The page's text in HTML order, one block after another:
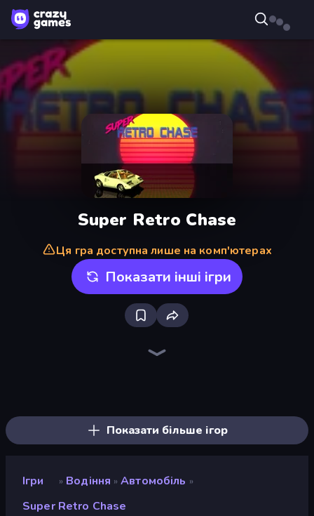
Super Retro Chase
Ця гра доступна лише на комп'ютерах
Показати інші ігри
Показати більше ігор
Ігри » Водіння » Автомобіль »
Super Retro Chase